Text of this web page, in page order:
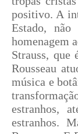
positivo. A
Estado,
homenagem
Strauss, que
Rousseau
música e
estranhos,
estranhos.